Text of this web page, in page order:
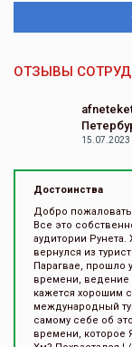
ОТЗЫВЫ
15.07.2023
Достоинства
Добро
Все это
аудитории Рунета.
вернулся из
Парагвае, прошло
времени, ведение
кажется хорошим
международный
самому себе об
времени, которое